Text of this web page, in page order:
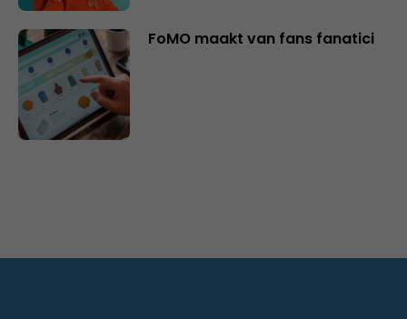
FoMO maakt van fans fanatici